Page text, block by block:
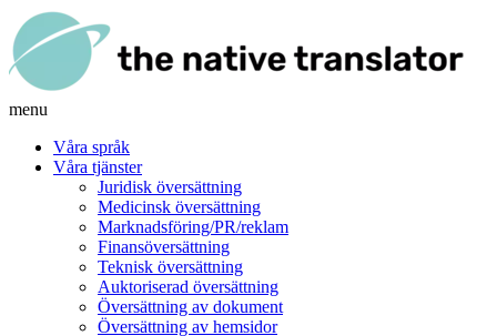
menu
Våra språk
Våra tjänster
Juridisk översättning
Medicinsk översättning
Marknadsföring/PR/reklam
Finansöversättning
Teknisk översättning
Auktoriserad översättning
Översättning av dokument
Översättning av hemsidor